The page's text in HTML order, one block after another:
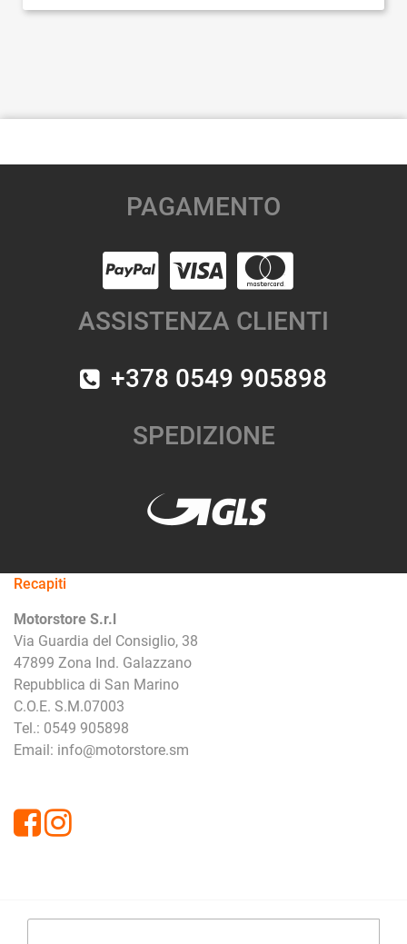
PAGAMENTO
ASSISTENZA CLIENTI
+378 0549 905898
SPEDIZIONE
Recapiti
Motorstore S.r.l
Via Guardia del Consiglio, 38
47899 Zona Ind. Galazzano
Repubblica di San Marino
C.O.E. S.M.07003
Tel.: 0549 905898
Email: info@motorstore.sm
FacebookInstagram